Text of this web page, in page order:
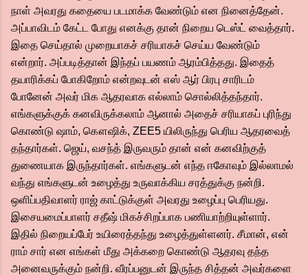
நாள் அவரது கதையை படமாக்க வேண்டும் என நினைத்தேன்.
அப்பாவிடம் கேட்ட போது எனக்கு தான் நிறைய டெஸ்ட் வைத்தார்.
இதை செய்தால் முறையாகச் சரியாகச் செய்ய வேண்டும்
என்றார். அப்படித்தான் இந்தப் பயணம் ஆரம்பித்தது. இதைத்
தயாரிக்கப் போகிறோம் என்றவுடன் எஸ் ஆர் பிரபு சாரிடம்
போனேன் அவர் மிக ஆதரவாக எல்லாம் சொல்லித்தந்தார்.
எங்களுக்குக் கனவிருக்கலாம் ஆனால் அதைச் சரியாகப் புரிந்து
கொண்டு ஷாம், கௌஷிக், ZEE5 யிலிருந்து பெரிய ஆதரவைத்
தந்தார்கள். ஜெய், வசந்த் இருவரும் தான் என் கனவிற்குத்
துணையாக இருந்தார்கள். எங்களுடன் எந்த ஈகோவும் இல்லாமல்
வந்து எங்களுடன் உழைத்து உருவாக்கிய சரத்துக்கு நன்றி.
ஒளிப்பதிவாளர் ராஜ் காட்டுக்குள் அவரது உழைப்பு பெரியது.
இசையமைப்பாளர் சதீஷ் மிகச்சிறப்பாக பணியாற்றியுள்ளார்.
இதில் நிறையப்பேர் உயிரைத்தந்து உழைத்துள்ளனர். சீமான், என்
ராம் சார் என எங்கள் மீது அக்கறை கொண்டு ஆதரவு தந்த
அனைவருக்கும் நன்றி. வீரப்பனுடன் இருந்த சித்தன் அவர்களை